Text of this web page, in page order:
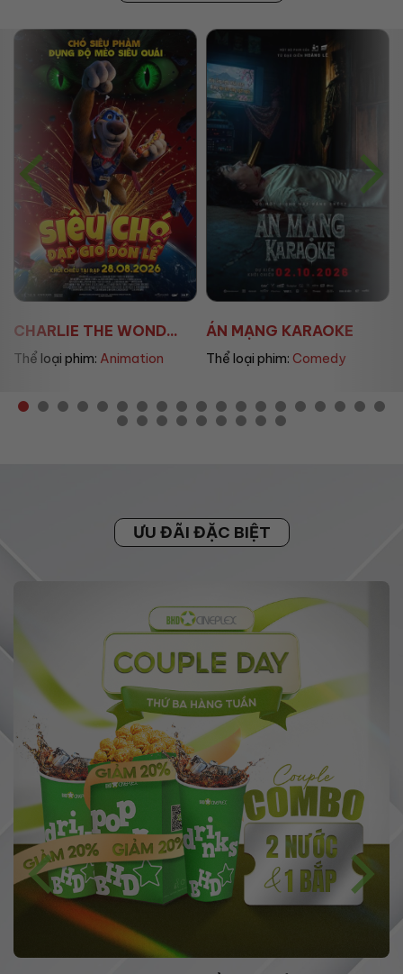
ÁN MẠNG KARAOKE
Thể loại phim:Comedy
ÚT LAN 2
Thể loại phim:Horror
ƯU ĐÃI ĐẶC BIỆT